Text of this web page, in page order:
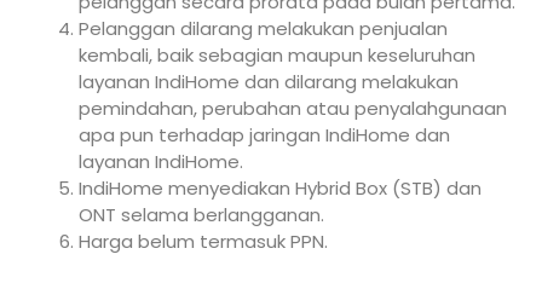
Pelanggan dilarang melakukan penjualan
kembali, baik sebagian maupun keseluruhan
layanan IndiHome dan dilarang melakukan
pemindahan, perubahan atau penyalahgunaan
apa pun terhadap jaringan IndiHome dan
layanan IndiHome.
IndiHome menyediakan Hybrid Box (STB) dan
ONT selama berlangganan.
Harga belum termasuk PPN.